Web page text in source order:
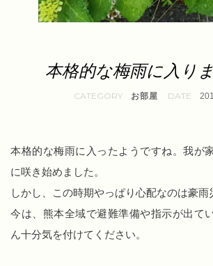
本格的な梅雨に入りま
お部屋
本格的な梅雨に入ったようですね。我が
に咲き始めました。
しかし、この時期やっぱり心配なのは豪雨
今は、熊本全域で避難準備や指示が出て
ん十分気を付けてください。